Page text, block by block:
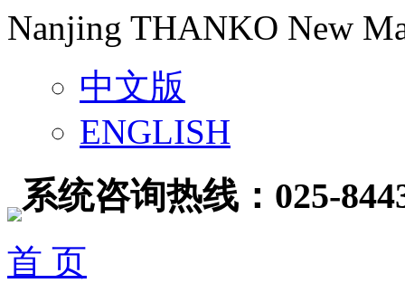
Nanjing THANKO New
中文版
ENGLISH
系统咨询热线：025-
首 页